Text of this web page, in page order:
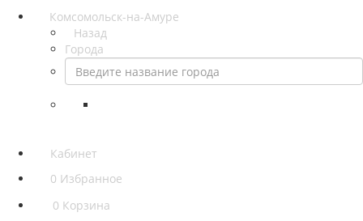
Комсомольск-на-Амуре
Назад
Города
Кабинет
0 Избранное
0 Корзина